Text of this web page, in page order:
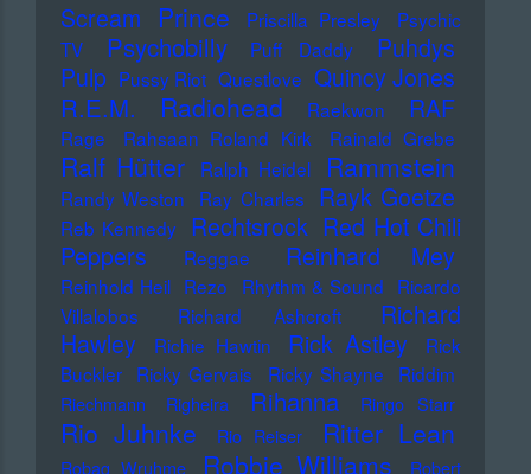
Scream
Prince Priscilla Presley
Psychic
TV
Psychobilly Puff Daddy
Puhdys
Pulp Pussy Riot Questlove Quincy Jones
R.E.M. Radiohead Raekwon RAF
Rage Rahsaan Roland Kirk Rainald Grebe
Ralf Hütter Ralph Heidel Rammstein
Randy Weston Ray Charles Rayk Goetze
Reb Kennedy Rechtsrock Red Hot Chili
Peppers
Reggae Reinhard Mey
Reinhold Heil Rezo Rhythm & Sound Ricardo
Villalobos
Richard Ashcroft
Richard
Hawley
Richie Hawtin Rick Astley
Rick
Buckler
Ricky Gervais Ricky Shayne Riddim
Riechmann Righeira Rihanna Ringo Starr
Rio Juhnke Rio Reiser Ritter Lean
Robag Wruhme Robbie Williams
Robert